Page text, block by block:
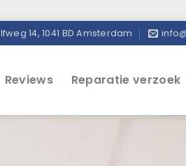
14, 1041 BD Amsterdam
Reviews Reparatie verzoek